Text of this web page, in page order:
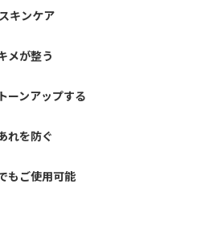
キンケア
メが整う
ーンアップする
れを防ぐ
もご使用可能